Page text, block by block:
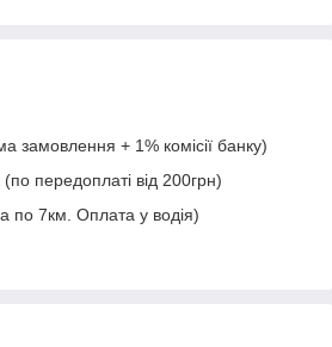
замовлення + 1% комісії банку)
передоплаті від 200грн)
по 7км. Оплата у водія)